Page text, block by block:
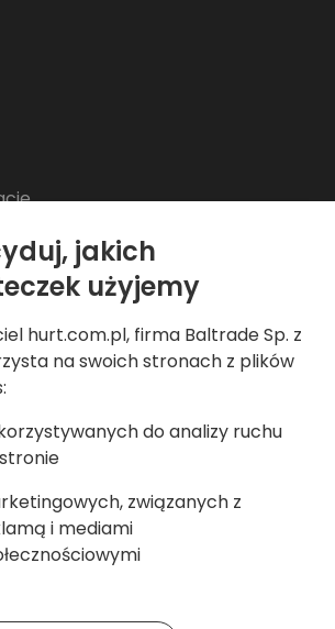
pytania
jakich
użyjemy
hurt.com.pl, firma Baltrade Sp. z
na swoich stronach z plików
do analizy ruchu
związanych z
i mediami